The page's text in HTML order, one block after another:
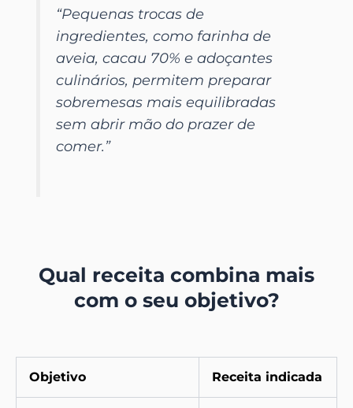
“Pequenas trocas de
ingredientes, como farinha de
aveia, cacau 70% e adoçantes
culinários, permitem preparar
sobremesas mais equilibradas
sem abrir mão do prazer de
comer.”
Qual receita combina mais
com o seu objetivo?
Objetivo Receita indicada